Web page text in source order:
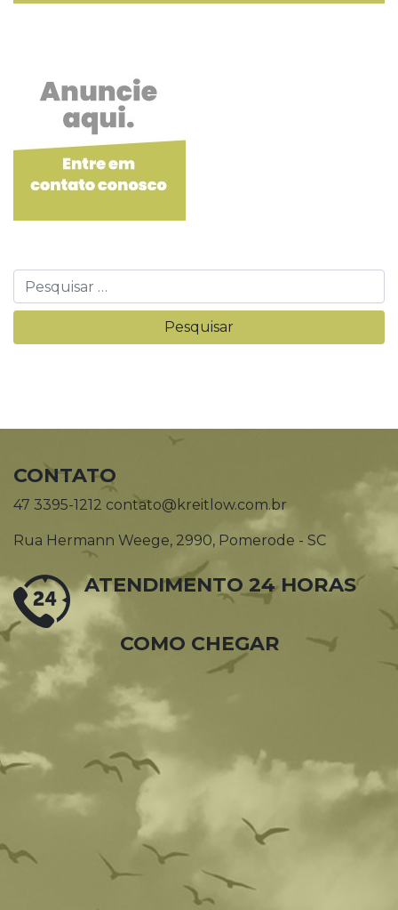
CONTATO
47 3395-1212 contato@kreitlow.com.br
Rua Hermann Weege, 2990, Pomerode - SC
ATENDIMENTO 24 HORAS
COMO CHEGAR